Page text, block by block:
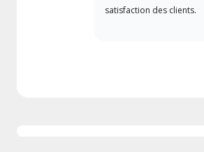
satisfaction des clients.